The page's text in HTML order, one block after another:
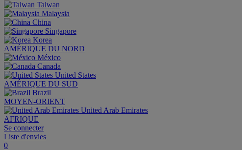
Taiwan
Malaysia
China
Singapore
Korea
AMÉRIQUE DU NORD
México
Canada
United States
AMÉRIQUE DU SUD
Brazil
MOYEN-ORIENT
United Arab Emirates
AFRIQUE
Se connecter
Liste d'envies
0